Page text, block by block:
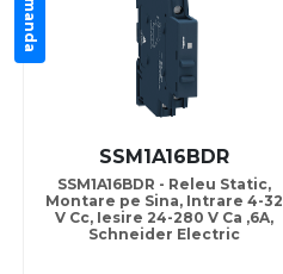
SSM1A16BDR
SSM1A16BDR - Releu Static,
Montare pe Sina, Intrare 4-32
V Cc, Iesire 24-280 V Ca ,6A,
Schneider Electric